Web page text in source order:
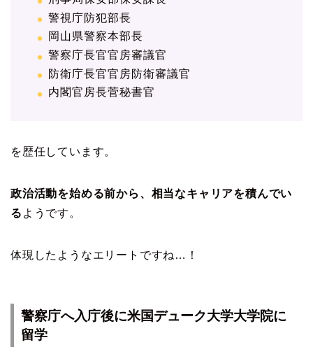
警視庁防犯部長
岡山県警察本部長
警察庁長官官房審議官
防衛庁長官官房防衛審議官
内閣官房長菅秘書官
を歴任しています。
政治活動を始める前から、相当なキャリアを積んでい
る ようです。
体現したようなエリートですね…！
警察庁へ入庁後に米国デューク大学大学院に
留学